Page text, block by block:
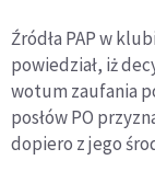
Źródła PAP w
powiedział, iż
wotum zaufania
posłów PO
dopiero z jego